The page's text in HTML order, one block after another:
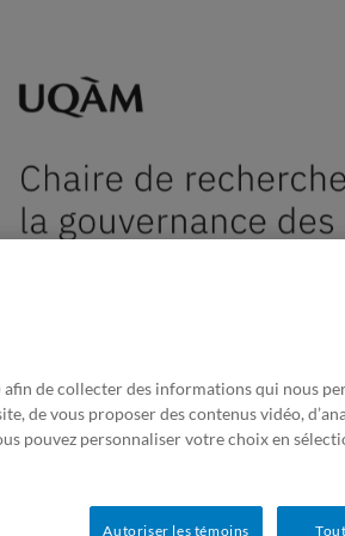
des organismes
afin de collecter des informations qui nous
de vous proposer des contenus vidéo,
pouvez personnaliser votre choix en
Autoriser les témoins